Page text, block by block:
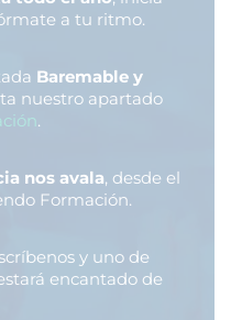
a tu ritmo.
Baremable y
nuestro apartado
.
nos avala, desde el
Formación.
y uno de
encantado de